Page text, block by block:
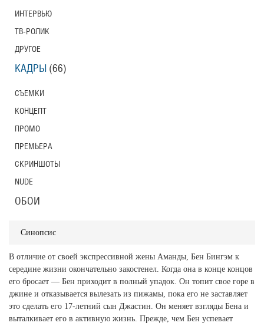
Синопсис
В отличие от своей экспрессивной жены Аманды, Бен Бингэм к
середине жизни окончательно закостенел. Когда она в конце концов
его бросает — Бен приходит в полный упадок. Он топит свое горе в
джине и отказывается вылезать из пижамы, пока его не заставляет
это сделать его 17-летний сын Джастин. Он меняет взгляды Бена и
выталкивает его в активную жизнь. Прежде, чем Бен успевает
ИНТЕРВЬЮ
ТВ-РОЛИК
ДРУГОЕ
КАДРЫ (66)
СЪЕМКИ
КОНЦЕПТ
ПРОМО
ПРЕМЬЕРА
СКРИНШОТЫ
NUDE
ОБОИ